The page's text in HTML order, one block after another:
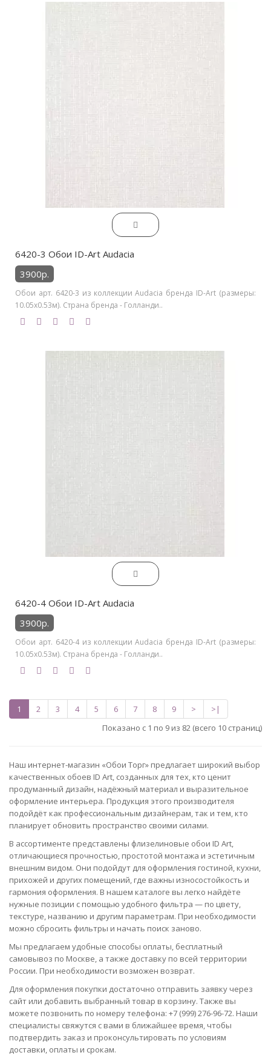
6420-3 Обои ID-Art Audacia
3900р.
Обои арт. 6420-3 из коллекции Audacia бренда ID-Art (размеры:
10.05х0.53м). Страна бренда - Голланди..
6420-4 Обои ID-Art Audacia
3900р.
Обои арт. 6420-4 из коллекции Audacia бренда ID-Art (размеры:
10.05х0.53м). Страна бренда - Голланди..
1 2 3 4 5 6 7 8 9 >
>|
Показано с 1 по 9 из 82 (всего 10 страниц)
Наш интернет-магазин «Обои Торг» предлагает широкий выбор
качественных обоев ID Art, созданных для тех, кто ценит
продуманный дизайн, надёжный материал и выразительное
оформление интерьера. Продукция этого производителя
подойдёт как профессиональным дизайнерам, так и тем, кто
планирует обновить пространство своими силами.
В ассортименте представлены флизелиновые обои ID Art,
отличающиеся прочностью, простотой монтажа и эстетичным
внешним видом. Они подойдут для оформления гостиной, кухни,
прихожей и других помещений, где важны износостойкость и
гармония оформления. В нашем каталоге вы легко найдёте
нужные позиции с помощью удобного фильтра — по цвету,
текстуре, названию и другим параметрам. При необходимости
можно сбросить фильтры и начать поиск заново.
Мы предлагаем удобные способы оплаты, бесплатный
самовывоз по Москве, а также доставку по всей территории
России. При необходимости возможен возврат.
Для оформления покупки достаточно отправить заявку через
сайт или добавить выбранный товар в корзину. Также вы
можете позвонить по номеру телефона: +7 (999) 276-96-72. Наши
специалисты свяжутся с вами в ближайшее время, чтобы
подтвердить заказ и проконсультировать по условиям
доставки, оплаты и срокам.